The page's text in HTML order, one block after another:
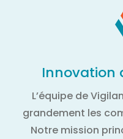
Innovation
L’équipe de
grandement les
Notre mission